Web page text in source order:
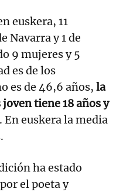
euskera, 11
Navarra y 1 de
9 mujeres y 5
es de los
es de 46,6 años, la
tiene 18 años y
. En euskera la media
ha estado
el poeta y